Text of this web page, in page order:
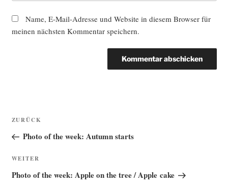
Name, E-Mail-Adresse und Website in diesem Browser für
meinen nächsten Kommentar speichern.
Beitragsnavigation
Vorheriger
Beitrag
ZURÜCK
Photo of the week: Autumn starts
Nächster
Beitrag
WEITER
Photo of the week: Apple on the tree / Apple cake